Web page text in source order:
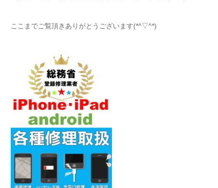
ここまでご覧頂きありがとうございます(*^▽^*)